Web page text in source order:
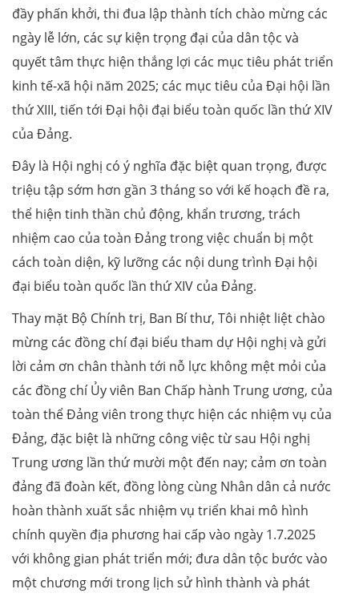
đầy phấn khởi, thi đua lập thành tích chào mừng các
ngày lễ lớn, các sự kiện trọng đại của dân tộc và
quyết tâm thực hiện thắng lợi các mục tiêu phát triển
kinh tế-xã hội năm 2025; các mục tiêu của Đại hội lần
thứ XIII, tiến tới Đại hội đại biểu toàn quốc lần thứ XIV
của Đảng.
Đây là Hội nghị có ý nghĩa đặc biệt quan trọng, được
triệu tập sớm hơn gần 3 tháng so với kế hoạch đề ra,
thể hiện tinh thần chủ động, khẩn trương, trách
nhiệm cao của toàn Đảng trong việc chuẩn bị một
cách toàn diện, kỹ lưỡng các nội dung trình Đại hội
đại biểu toàn quốc lần thứ XIV của Đảng.
Thay mặt Bộ Chính trị, Ban Bí thư, Tôi nhiệt liệt chào
mừng các đồng chí đại biểu tham dự Hội nghị và gửi
lời cảm ơn chân thành tới nỗ lực không mệt mỏi của
các đồng chí Ủy viên Ban Chấp hành Trung ương, của
toàn thể Đảng viên trong thực hiện các nhiệm vụ của
Đảng, đặc biệt là những công việc từ sau Hội nghị
Trung ương lần thứ mười một đến nay; cảm ơn toàn
đảng đã đoàn kết, đồng lòng cùng Nhân dân cả nước
hoàn thành xuất sắc nhiệm vụ triển khai mô hình
chính quyền địa phương hai cấp vào ngày 1.7.2025
với không gian phát triển mới; đưa dân tộc bước vào
một chương mới trong lịch sử hình thành và phát